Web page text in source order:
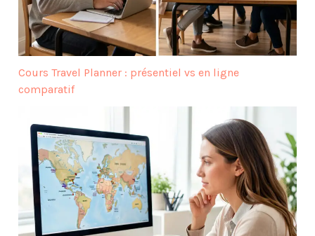
Cours Travel Planner : présentiel vs en ligne
comparatif